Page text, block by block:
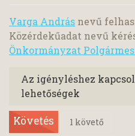
Varga András nevű
Közérdekűadat nevű
Önkormányzat
Az igényléshez
lehetőségek
Követés 1 követő